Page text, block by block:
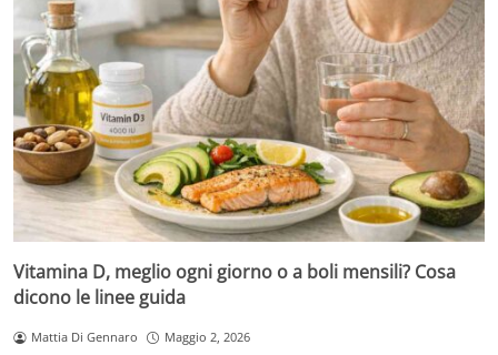
Vitamina D, meglio ogni giorno o a boli mensili? Cosa
dicono le linee guida
Mattia Di Gennaro Maggio 2, 2026